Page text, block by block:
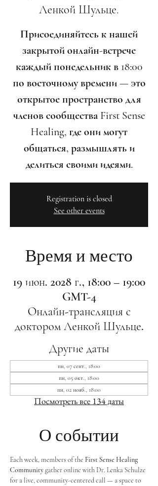
Ленкой Шульце.
Присоединяйтесь к нашей
закрытой онлайн-встрече
каждый понедельник в 18:00
по восточному времени — это
открытое пространство для
членов сообщества First Sense
Healing, где они могут
общаться, размышлять и
делиться своими идеями.
Registration is closed
See other events
Время и место
19 июн. 2028 г., 18:00 – 19:00
GMT-4
Онлайн-трансляция с
доктором Ленкой Шульце.
Другие даты
пн, 07 сент., 18:00
пн, 05 окт., 18:00
пн, 02 нояб., 18:00
Посмотреть все 134 даты
О событии
Each week, members of the First Sense Healing
Community gather online with Dr. Lenka Schulze
for a live, community-centered call — a space to